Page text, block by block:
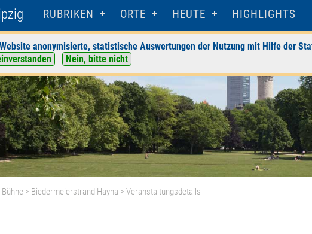
RUBRIKEN ORTE HEUTE HIGHLIGHTS
anonymisierte, statistische Auswertungen der Nutzung mit Hilfe der
Nein, bitte nicht
Bühne > Biedermeierstrand Hayna > Veranstaltungsdetails